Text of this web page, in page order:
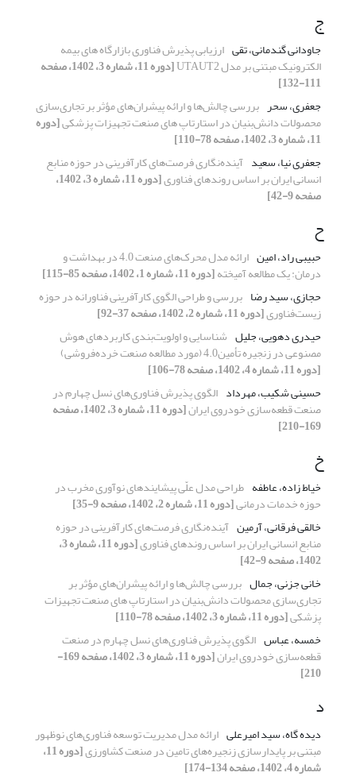
ج
جاودانی گندمانی، تقی ارزیابی پذیرش فناوری بازارگاه های بیمه
الکترونیک مبتنی بر مدل UTAUT2 [دوره 11، شماره 3، 1402، صفحه
111-132]
جعفری، سحر بررسی چالش‌ها و ارائه پیشران‌های مؤثر بر تجاری‌سازی
محصولات دانش‌بنیان در استارتاپ های صنعت تجهیزات پزشکی[دوره
11، شماره 3، 1402، صفحه 78-110]
جعفری نیا، سعید آینده‌نگاری فرصت‌های کارآفرینی در حوزه منابع
انسانی ایران بر اساس روندهای فناوری [دوره 11، شماره 3، 1402،
صفحه 9-42]
ح
حبیبی راد، امین ارائه مدل محرک‌های صنعت 4.0 در بهداشت و
درمان: یک مطالعه آمیخته[دوره 11، شماره 1، 1402، صفحه 85-115]
حجازی، سید رضا بررسی و طراحی الگوی ‌کارآفرینی فناورانه در حوزه
زیست‌فناوری[دوره 11، شماره 2، 1402، صفحه 37-92]
حیدری دهویی، جلیل شناسایی و اولویت‌بندی کاربردهای هوش
مصنوعی در زنجیره تأمین4.0 (مورد مطالعه صنعت خرده‌فروشی)
[دوره 11، شماره 4، 1402، صفحه 78-106]
حسینی شکیب، مهرداد الگوی پذیرش فناوری‌های نسل چهارم در
صنعت قطعه‌‌سازی خودروی ایران [دوره 11، شماره 3، 1402، صفحه
169-210]
خ
خیاط زاده، عاطفه طراحی مدل علّی پیشایندهای نوآوری مخرب در
حوزه خدمات درمانی[دوره 11، شماره 2، 1402، صفحه 9-35]
خالقی فرقانی، آرمین آینده‌نگاری فرصت‌های کارآفرینی در حوزه
منابع انسانی ایران بر اساس روندهای فناوری [دوره 11، شماره 3،
1402، صفحه 9-42]
خانی جزنی، جمال بررسی چالش‌ها و ارائه پیشران‌های مؤثر بر
تجاری‌سازی محصولات دانش‌بنیان در استارتاپ های صنعت تجهیزات
پزشکی[دوره 11، شماره 3، 1402، صفحه 78-110]
خمسه، عباس الگوی پذیرش فناوری‌های نسل چهارم در صنعت
قطعه‌‌سازی خودروی ایران [دوره 11، شماره 3، 1402، صفحه 169-
210]
د
دیده گاه، سید امیرعلی ارائه مدل مدیریت توسعه فناوری‌های نوظهور
مبتنی بر پایدارسازی زنجیره‌های تامین در صنعت کشاورزی [دوره 11،
شماره 4، 1402، صفحه 134-174]